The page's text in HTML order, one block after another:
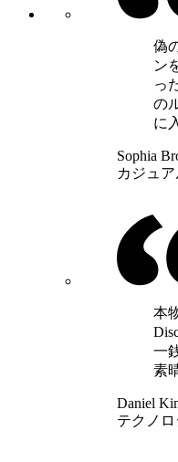
偽
ン
っ
の
に
Sophia
カジュ
本
一
素
Daniel
テクノロ